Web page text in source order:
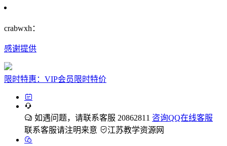
crabwxh：
感谢提供
限时特惠：VIP会员限时特价
如遇问题，请联系客服 20862811 咨询QQ在线客服
联系客服请注明来意
江苏教学资源网